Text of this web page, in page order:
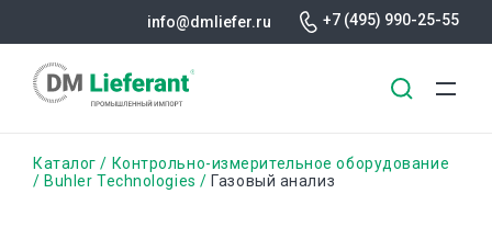
info@dmliefer.ru +7 (495) 990-25-55
Строка
Каталог
Контрольно-измерительное оборудование
Buhler Technologies
Газовый анализ